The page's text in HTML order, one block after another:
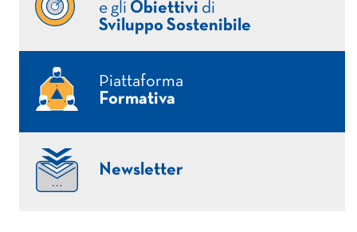
e gli Obiettivi di
Sviluppo Sostenibile
Piattaforma
Formativa
Newsletter